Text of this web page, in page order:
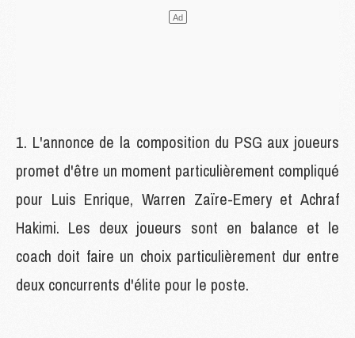
L'annonce de la composition du PSG aux joueurs
promet d'être un moment particulièrement compliqué
pour Luis Enrique, Warren Zaïre-Emery et Achraf
Hakimi. Les deux joueurs sont en balance et le
coach doit faire un choix particulièrement dur entre
deux concurrents d'élite pour le poste.